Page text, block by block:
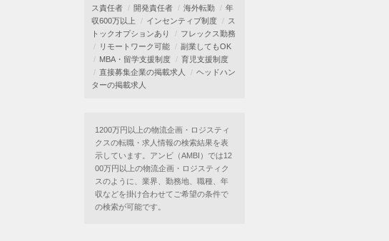
ス責任者
開発責任者 海外転勤
年
収600万以上
インセンティブ制度
ス
トックオプションあり
フレックス勤務
リモートワーク可能
副業してもOK
MBA・留学支援制度
育児支援制度
直接募集企業の掲載求人
ヘッドハン
ターの掲載求人
1200万円以上の物流企画・ロジスティ
クスの転職・求人情報の検索結果を表
示しています。アンビ（AMBI）では12
00万円以上の物流企画・ロジスティク
スのように、業界、勤務地、職種、年
収などを掛け合わせてご希望の条件で
の検索が可能です。